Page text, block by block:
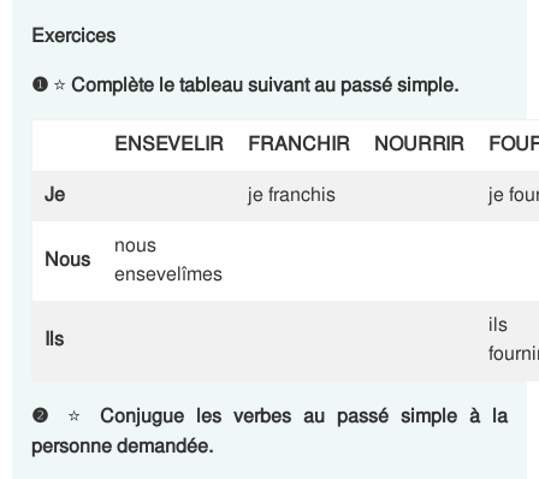
Exercices
❶ ⭐ Complète le tableau suivant au passé simple.
ENSEVELIR FRANCHIR NOURRIR
Je
je franchis je
Nous
nous
ensevelîmes
Ils
ils
❷ ⭐ Conjugue les verbes au passé simple à la
personne demandée.